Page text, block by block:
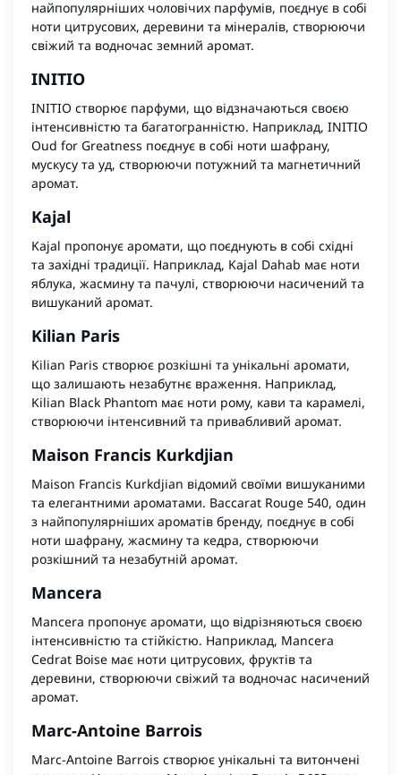
найпопулярніших чоловічих парфумів, поєднує в собі
ноти цитрусових, деревини та мінералів, створюючи
свіжий та водночас земний аромат.
INITIO
INITIO створює парфуми, що відзначаються своєю
інтенсивністю та багатогранністю. Наприклад, INITIO
Oud for Greatness поєднує в собі ноти шафрану,
мускусу та уд, створюючи потужний та магнетичний
аромат.
Kajal
Kajal пропонує аромати, що поєднують в собі східні
та західні традиції. Наприклад, Kajal Dahab має ноти
яблука, жасмину та пачулі, створюючи насичений та
вишуканий аромат.
Kilian Paris
Kilian Paris створює розкішні та унікальні аромати,
що залишають незабутнє враження. Наприклад,
Kilian Black Phantom має ноти рому, кави та карамелі,
створюючи інтенсивний та привабливий аромат.
Maison Francis Kurkdjian
Maison Francis Kurkdjian відомий своїми вишуканими
та елегантними ароматами. Baccarat Rouge 540, один
з найпопулярніших ароматів бренду, поєднує в собі
ноти шафрану, жасмину та кедра, створюючи
розкішний та незабутній аромат.
Mancera
Mancera пропонує аромати, що відрізняються своєю
інтенсивністю та стійкістю. Наприклад, Mancera
Cedrat Boise має ноти цитрусових, фруктів та
деревини, створюючи свіжий та водночас насичений
аромат.
Marc-Antoine Barrois
Marc-Antoine Barrois створює унікальні та витончені